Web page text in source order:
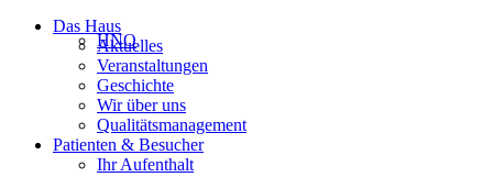
HNO
Das Haus
Aktuelles
Veranstaltungen
Geschichte
Wir über uns
Qualitätsmanagement
Patienten & Besucher
Ihr Aufenthalt